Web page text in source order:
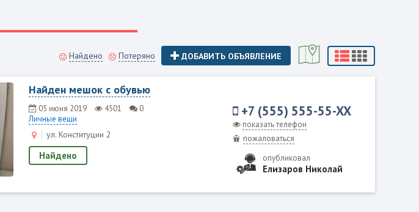
Найдено Потеряно ДОБАВИТЬ ОБЪЯВЛЕНИЕ
Найден мешок с обувью
05 июня 2019 4501
0
Личные вещи
ул. Конституции 2
Найдено
+7 (555) 555-55-XX
показать телефон
пожаловаться
опубликовал
Елизаров Николай